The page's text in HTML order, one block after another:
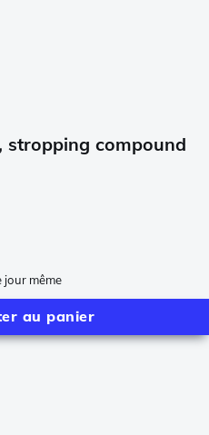
stropping compound
jour même
au panier